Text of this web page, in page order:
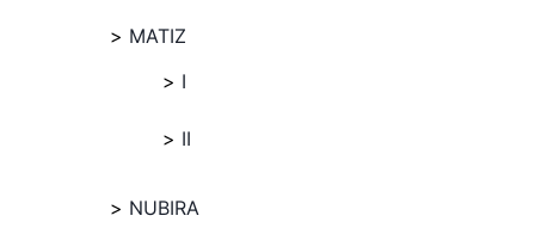
MATIZ
I
II
NUBIRA